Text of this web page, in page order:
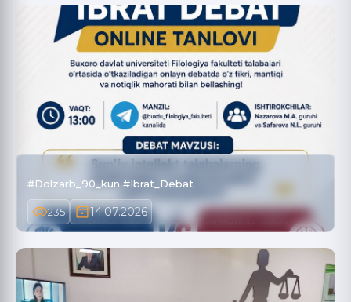
#Dolzarb_90_kun #Ibrat_Debat
235 14.07.2026